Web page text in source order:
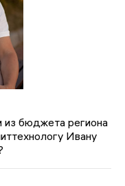
из бюджета региона
Ивану